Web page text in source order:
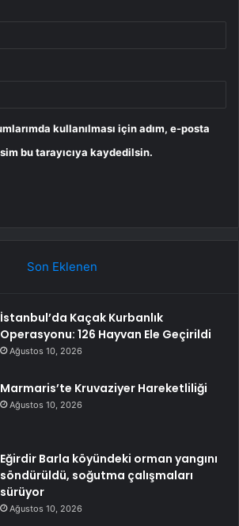
kullanılması için adım, e-posta
bu tarayıcıya kaydedilsin.
Son Eklenen
İstanbul’da Kaçak Kurbanlık
Operasyonu: 126 Hayvan Ele Geçirildi
Ağustos 10, 2026
Marmaris’te Kruvaziyer Hareketliliği
Ağustos 10, 2026
Eğirdir Barla köyündeki orman yangını
söndürüldü, soğutma çalışmaları
sürüyor
Ağustos 10, 2026